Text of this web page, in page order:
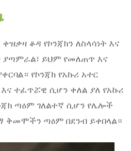
ቀዝቃዛ ቆዳ የኮንጃክን ለስላሳነት እና
ያጣምራል፣ ይህም የመለጠጥ እና
የኮንጃክ የአኩሪ አተር
ተፈጥሯዊ ሲሆን ቀለል ያለ የአኩሪ
ጣዕም ገለልተኛ ሲሆን የሌሎች
ቅመሞችን ጣዕም በደንብ ይቀበላል።